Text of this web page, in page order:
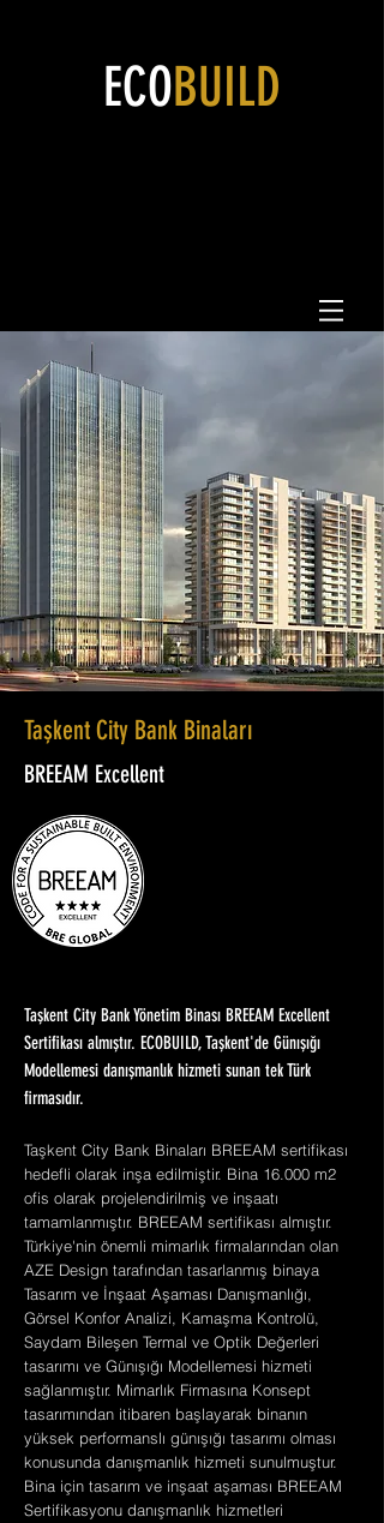
ECOBUILD
Taşkent City Bank Binaları
BREEAM Excellent
Taşkent City Bank Yönetim Binası BREEAM Excellent
Sertifikası almıştır. ECOBUILD, Taşkent'de Günışığı
Modellemesi danışmanlık hizmeti sunan tek Türk
firmasıdır.
Taşkent City Bank Binaları BREEAM sertifikası
hedefli olarak inşa edilmiştir. Bina 16.000 m2
ofis olarak projelendirilmiş ve inşaatı
tamamlanmıştır. BREEAM sertifikası almıştır.
Türkiye'nin önemli mimarlık firmalarından olan
AZE Design tarafından tasarlanmış binaya
Tasarım ve İnşaat Aşaması Danışmanlığı,
Görsel Konfor Analizi, Kamaşma Kontrolü,
Saydam Bileşen Termal ve Optik Değerleri
tasarımı ve Günışığı Modellemesi hizmeti
sağlanmıştır. Mimarlık Firmasına Konsept
tasarımından itibaren başlayarak binanın
yüksek performanslı günışığı tasarımı olması
konusunda danışmanlık hizmeti sunulmuştur.
Bina için tasarım ve inşaat aşaması BREEAM
Sertifikasyonu danışmanlık hizmetleri